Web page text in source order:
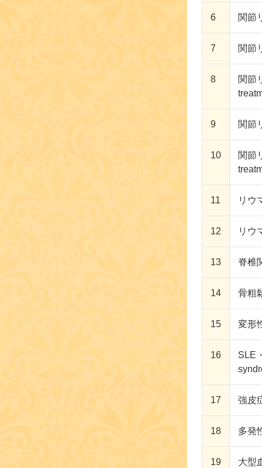
6 関節
7 関節
8
関節
9 関節
10
関節
11 リウ
12 リウ
13 脊椎
14 骨粗
15 変形
16
SLE
17 強皮
18 多発
19 大型